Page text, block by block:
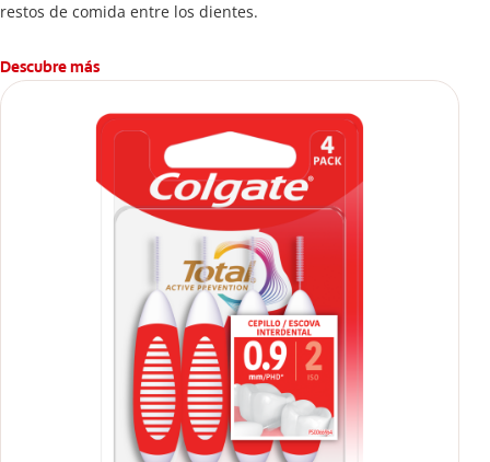
restos de comida entre los dientes.
Descubre más